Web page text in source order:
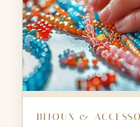
BIJOUX &